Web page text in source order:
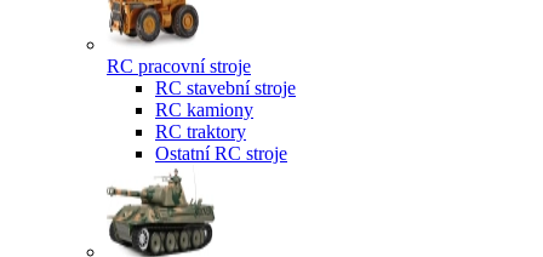
RC pracovní stroje
RC stavební stroje
RC kamiony
RC traktory
Ostatní RC stroje